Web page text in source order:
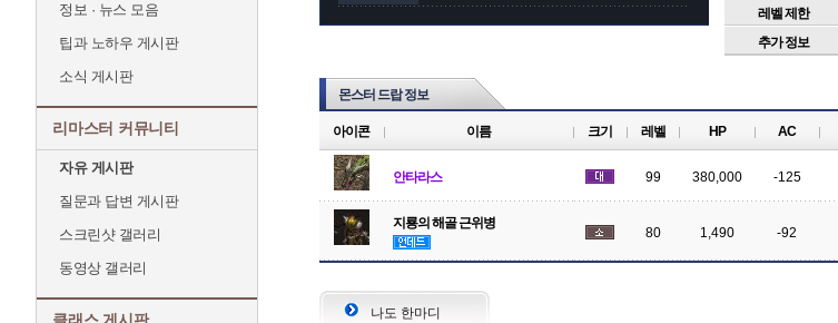
정보 · 뉴스 모음
팁과 노하우 게시판
소식 게시판
리마스터 커뮤니티
자유 게시판
질문과 답변 게시판
스크린샷 갤러리
동영상 갤러리
레벨 제한
추가 정보
몬스터 드랍 정보
아이콘 이름 크기 레벨 HP AC
안타라스 99 380,000 -125
지룡의 해골 근위병
80 1,490 -92
나도 한마디